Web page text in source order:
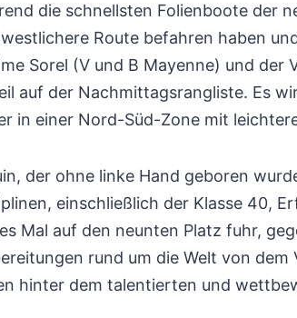
die schnellsten Folienboote der
Route befahren haben
Sorel (V und B Mayenne) und der
auf der Nachmittagsrangliste. Es
in einer Nord-Süd-Zone mit
der ohne linke Hand geboren
einschließlich der Klasse 40,
Mal auf den neunten Platz fuhr,
rund um die Welt von
hinter dem talentierten und